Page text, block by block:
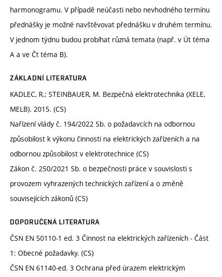
harmonogramu. V případě neúčasti nebo nevhodného termínu
přednášky je možné navštěvovat přednášku v druhém termínu.
V jednom týdnu budou probíhat různá temata (např. v Út téma
A a ve Čt téma B).
ZÁKLADNÍ LITERATURA
KADLEC, R.; STEINBAUER, M. Bezpečná elektrotechnika (XELE,
MELB). 2015. (CS)
Nařízení vlády č. 194/2022 Sb. o požadavcích na odbornou
způsobilost k výkonu činnosti na elektrických zařízeních a na
odbornou způsobilost v elektrotechnice (CS)
Zákon č. 250/2021 Sb. o bezpečnosti práce v souvislosti s
provozem vyhrazených technických zařízení a o změně
souvisejících zákonů (CS)
DOPORUČENÁ LITERATURA
ČSN EN 50110-1 ed. 3 Činnost na elektrických zařízeních - Část
1: Obecné požadavky. (CS)
ČSN EN 61140-ed. 3 Ochrana před úrazem elektrickým